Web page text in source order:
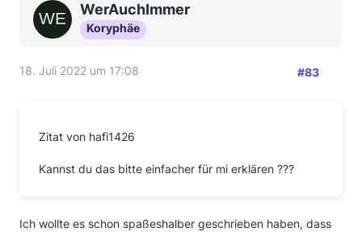
WerAuchImmer
Koryphäe
18. Juli 2022 um 17:08 #83
Zitat von hafi1426
Kannst du das bitte einfacher für mi erklären ???
Ich wollte es schon spaßeshalber geschrieben haben, dass